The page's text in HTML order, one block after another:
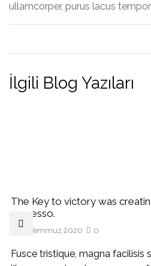
ullamcorper, purus lacus
İlgili Blog Yazıları
The Key to victory was
espresso.
31 Temmuz 2020 0
Fusce tristique, magna